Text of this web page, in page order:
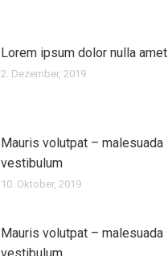
Lorem ipsum dolor nulla amet
2. Dezember, 2019
Mauris volutpat – malesuada
vestibulum
10. Oktober, 2019
Mauris volutpat – malesuada